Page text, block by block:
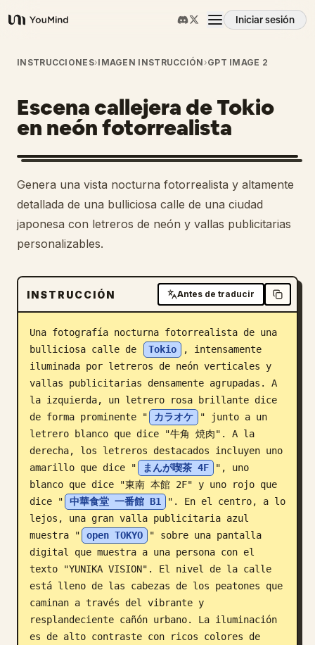
YouMind
Iniciar sesión
Resumen
Casos de uso
Habilidades
Prompts
Precios
Descargar
Blog
Actualizaciones
INSTRUCCIONES›IMAGEN INSTRUCCIÓN ›GPT IMAGE 2
Escena callejera de Tokio
en neón fotorrealista
Genera una vista nocturna fotorrealista y altamente
detallada de una bulliciosa calle de una ciudad
japonesa con letreros de neón y vallas publicitarias
personalizables.
INSTRUCCIÓN Antes de traducir
Una fotografía nocturna fotorrealista de una
bulliciosa calle de
Tokio
, intensamente
iluminada por letreros de neón verticales y
vallas publicitarias densamente agrupadas. A
la izquierda, un letrero rosa brillante dice
de forma prominente "
カラオケ
" junto a un
letrero blanco que dice "牛角 焼肉". A la
derecha, los letreros destacados incluyen uno
amarillo que dice "
まんが喫茶 4F
", uno
blanco que dice "東南 本館 2F" y uno rojo que
dice "
中華食堂 一番館 B1
". En el centro, a lo
lejos, una gran valla publicitaria azul
muestra "
open TOKYO
" sobre una pantalla
digital que muestra a una persona con el
texto "YUNIKA VISION". El nivel de la calle
está lleno de las cabezas de los peatones que
caminan a través del vibrante y
resplandeciente cañón urbano. La iluminación
es de alto contraste con ricos colores de